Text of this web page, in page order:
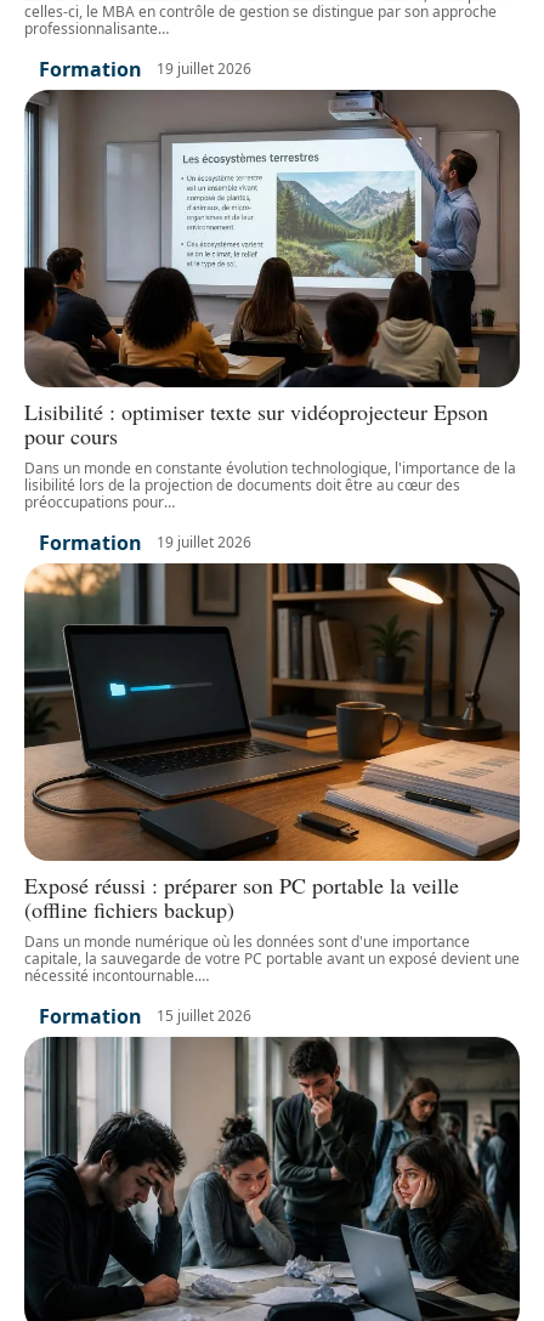
celles-ci, le MBA en contrôle de gestion se distingue par son approche
professionnalisante…
Formation 19 juillet 2026
Lisibilité : optimiser texte sur vidéoprojecteur Epson
pour cours
Dans un monde en constante évolution technologique, l'importance de la
lisibilité lors de la projection de documents doit être au cœur des
préoccupations pour…
Formation 19 juillet 2026
Exposé réussi : préparer son PC portable la veille
(offline fichiers backup)
Dans un monde numérique où les données sont d'une importance
capitale, la sauvegarde de votre PC portable avant un exposé devient une
nécessité incontournable.…
Formation 15 juillet 2026